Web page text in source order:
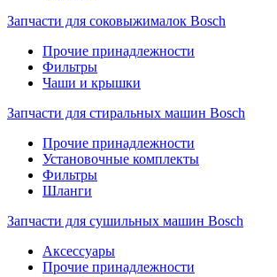
Запчасти для соковыжималок Bosch
Прочие принадлежности
Фильтры
Чаши и крышки
Запчасти для стиральных машин Bosch
Прочие принадлежности
Установочные комплекты
Фильтры
Шланги
Запчасти для сушильных машин Bosch
Аксессуары
Прочие принадлежности